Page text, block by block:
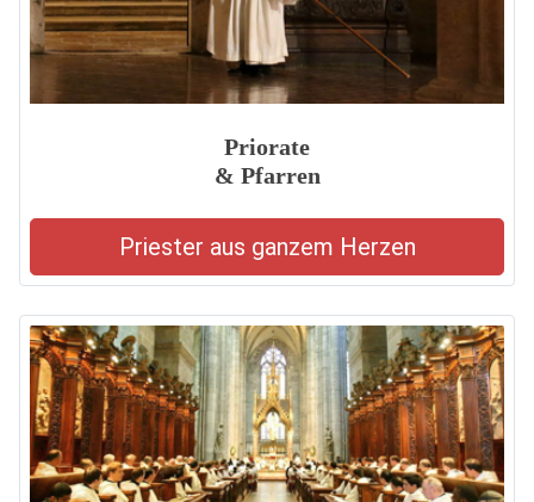
Priorate
& Pfarren
Priester aus ganzem Herzen